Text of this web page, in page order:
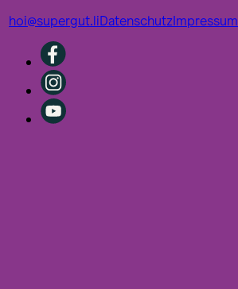
hoi@supergut.liDatenschutzImpressum